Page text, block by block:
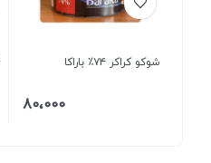
شوکو کراکر ۷۴٪ باراکا
80،000